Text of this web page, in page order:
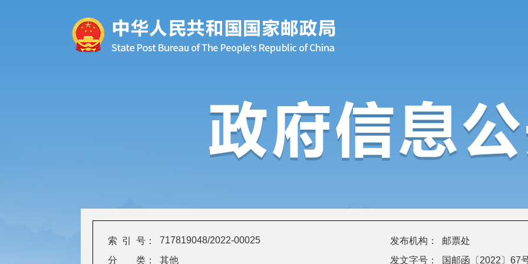
索 引 号： 717819048/2022-00025 发布机构：
邮票处
分 类：
其他 发文字号： 国邮函〔2022〕67